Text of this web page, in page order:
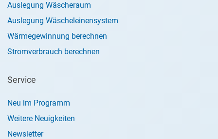
Auslegung Wäscheraum
Auslegung Wäscheleinensystem
Wärmegewinnung berechnen
Stromverbrauch berechnen
Service
Neu im Programm
Weitere Neuigkeiten
Newsletter